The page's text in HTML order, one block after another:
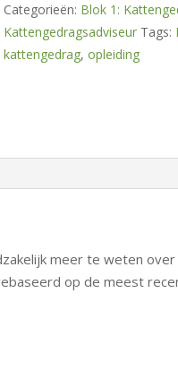
Categorieën: Blok 1:
Kattengedragsadviseur Tags:
kattengedrag, opleiding
meer te weten
op de meest